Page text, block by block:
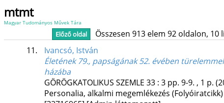
mtmt
Magyar Tudományos Művek Tára
Előző oldal Összesen 913 elem 92 oldalon, 10
11.
Ivancsó, István
Életének 79., papságának 52. évében
házába
GÖRÖGKATOLIKUS SZEMLE 33: 3 pp. 9-9. , 1 p.
Personalia, alkalmi megemlékezés